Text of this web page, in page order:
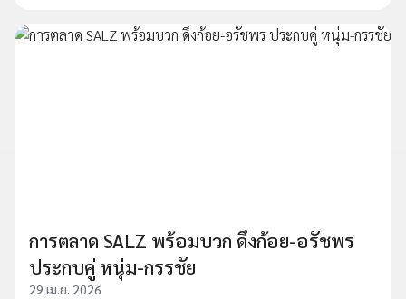
การตลาด SALZ พร้อมบวก ดึงก้อย-อรัชพร
ประกบคู่ หนุ่ม-กรรชัย
29 เม.ย. 2026